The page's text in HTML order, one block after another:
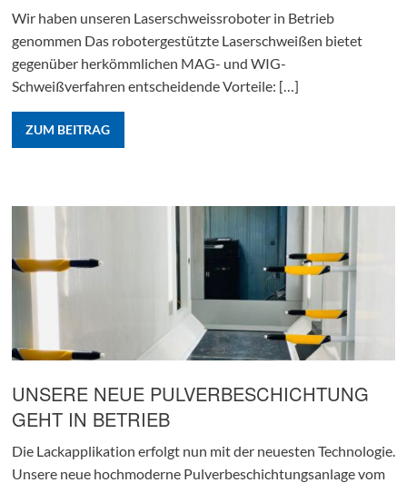
Wir haben unseren Laserschweissroboter in Betrieb
genommen Das robotergestützte Laserschweißen bietet
gegenüber herkömmlichen MAG- und WIG-
Schweißverfahren entscheidende Vorteile: […]
ZUM BEITRAG
UNSERE NEUE PULVERBESCHICHTUNG
GEHT IN BETRIEB
Die Lackapplikation erfolgt nun mit der neuesten Technologie.
Unsere neue hochmoderne Pulverbeschichtungsanlage vom